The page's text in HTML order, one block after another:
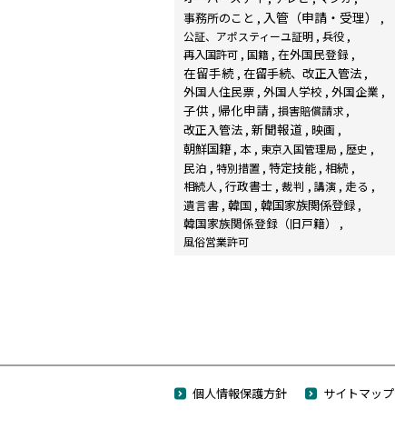
事務所のこと 入管（申請・受理）
公証、アポスティーユ証明 兵役
再入国許可 国籍 在外国民登録
在留手続 在留手続、改正入管法
外国人住民票 外国人学校 外国企業
子供 帰化申請 損害賠償請求
改正入管法 新聞報道 映画
朝鮮国籍 本 東京入国管理局 歴史
民泊 特別措置 特定技能 相続
相続人 行政書士 裁判 講演
走る
遺言書 韓国 韓国家族関係登録
韓国家族関係登録（旧戸籍）
風俗営業許可
個人情報保護方針 サイトマップ